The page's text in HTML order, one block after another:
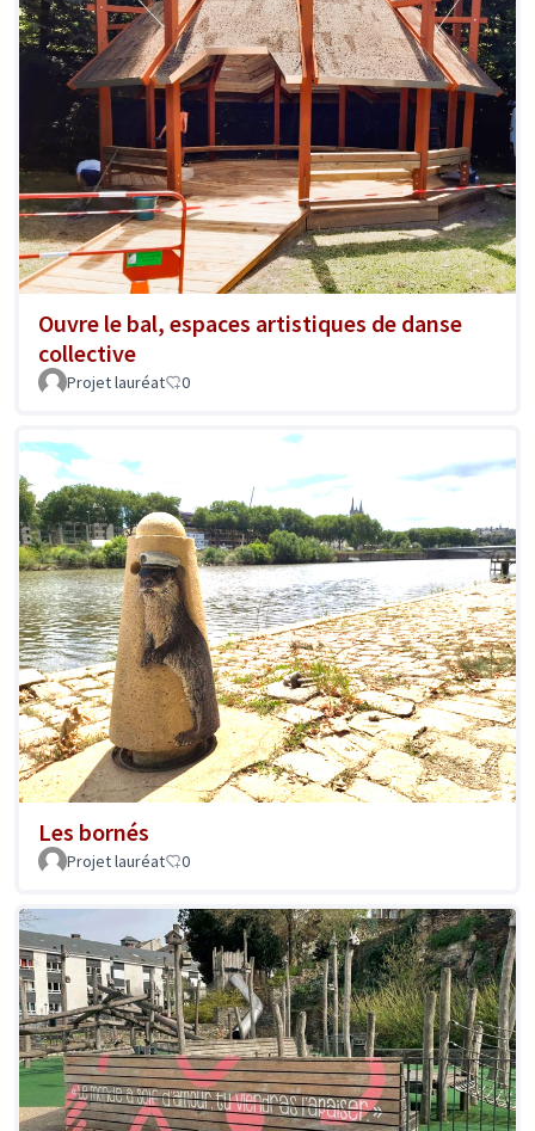
Ouvre le bal, espaces artistiques de danse
collective
Projet lauréat 0
Les bornés
Projet lauréat 0